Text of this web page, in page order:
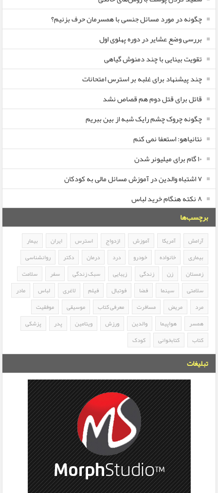
چگونه در مورد مسائل جنسی با همسرمان حرف بزنیم؟
بررسی وضع عشایر در دوره پهلوی اول
تقویت بینایی با چند دمنوش گیاهی
چند پیشنهاد برای غلبه بر استرس امتحانات
قاتل برای قتل دوم هم قصاص نشد
چگونه چروک چشم رایک شبه از بین ببریم
نتانیاهو: استعفا نمی کنم
۱۰ گام برای میلیونر شدن
۷ اشتباه والدین در آموزش مسائل مالی به کودکان
۸ نکته هنگام خرید لباس
برچسب‌ها
آرامش آمریکا آموزش ازدواج استرس ایران
بیمار
بیماری
خانواده خودرو درد درمان دکتر
روانشناسی
زمستان
زن زندگی زیبایی سبک زندگی سفر
سلامت
سلامتی
سینما فضا فوتبال فیلم لاغری لباس
مادر
مرد
مریض مسافرت معرفی کتاب موسیقی
موفقیت
همسر
هواپیما والدین ورزش ویتامین پدر
پزشکی
کتاب
کتابخوانی کودک
تبلیغات